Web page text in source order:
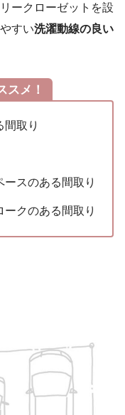
ークローゼットを設
すい洗濯動線の良い
スメ！
間取り
ースのある間取り
クのある間取り